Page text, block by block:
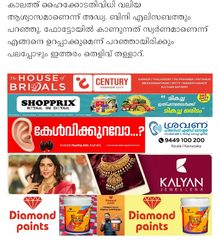
കാലത്ത് ഹൈക്കോടതിവിധി വലിയ
ആശ്വാസമാണെന്ന് അഡ്വ. ബിനി എലിസബത്തും
പറഞ്ഞു. ഫോട്ടോയിൽ കാണുന്നത് സ്വർണമാണെന്ന്
എങ്ങനെ ഉറപ്പാക്കുമെന്ന് പറഞ്ഞായിരിക്കും
പലപ്പോഴും ഇത്തരം തെളിവ് തള്ളാറ്.